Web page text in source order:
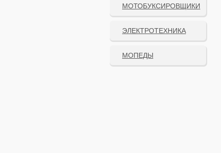
МОТОБУКСИРОВЩИКИ
ЭЛЕКТРОТЕХНИКА
МОПЕДЫ